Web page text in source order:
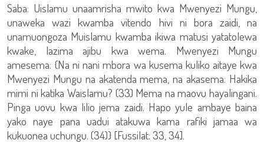
Saba: Uislamu unaamrisha mwito kwa Mwenyezi Mungu,
unaweka wazi kwamba vitendo hivi ni bora zaidi, na
unamuongoza Muislamu kwamba ikiwa matusi yatatolewa
kwake, lazima ajibu kwa wema. Mwenyezi Mungu
amesema: {Na ni nani mbora wa kusema kuliko aitaye kwa
Mwenyezi Mungu na akatenda mema, na akasema: Hakika
mimi ni katika Waislamu? (33) Mema na maovu hayalingani.
Pinga uovu kwa lilio jema zaidi. Hapo yule ambaye baina
yako naye pana uadui atakuwa kama rafiki jamaa wa
kukuonea uchungu. (34)} [Fussilat: 33, 34].